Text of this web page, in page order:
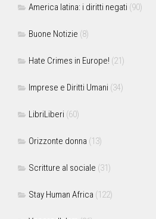
America latina: i diritti negati (90)
Buone Notizie (8)
Hate Crimes in Europe! (21)
Imprese e Diritti Umani (34)
LibriLiberi (60)
Orizzonte donna (13)
Scritture al sociale (31)
Stay Human Africa (122)